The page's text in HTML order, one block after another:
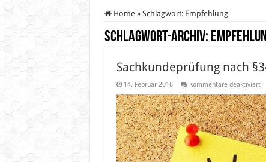
Home » Schlagwort: Empfehlung
Schlagwort-Archiv:
Sachkundeprüfung nach
14. Februar 2016 Kommentare deaktiviertfür
–